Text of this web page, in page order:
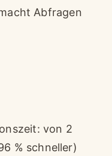
Abfragen
von 2
% schneller)